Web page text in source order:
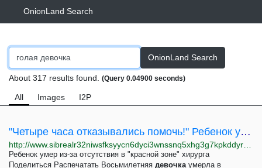
OnionLand Search
OnionLand Search
About 317 results found. (Query 0.04900 seconds)
All Images I2P
"Четыре часа отказывались помочь!" Ребенок умер из-за отсутствия в "красной зоне" хирурга
Ребенок умер из-за отсутствия в "красной зоне" хирурга
Поделиться Распечатать Восьмилетняя девочкаумерла в